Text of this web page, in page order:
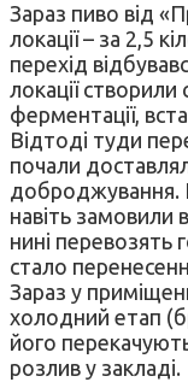
Зараз пиво від
локації – за 2,5
перехід
локації створили
ферментації,
Відтоді туди
почали
доброджування.
навіть замовили
нині перевозять
стало
Зараз у
холодний етап
його
розлив у закладі.